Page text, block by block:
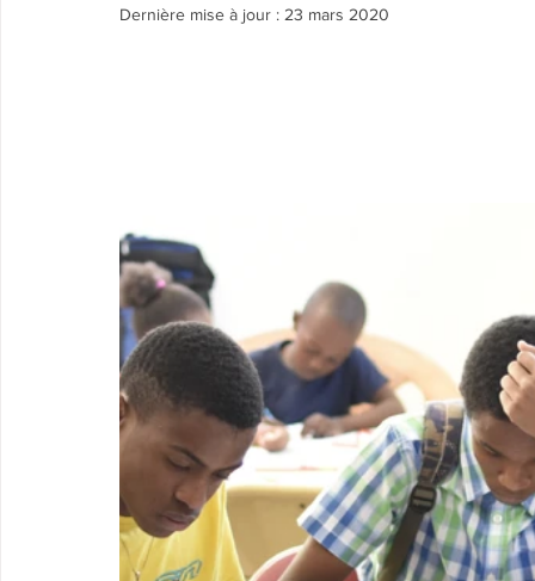
Dernière mise à jour : 23 mars 2020